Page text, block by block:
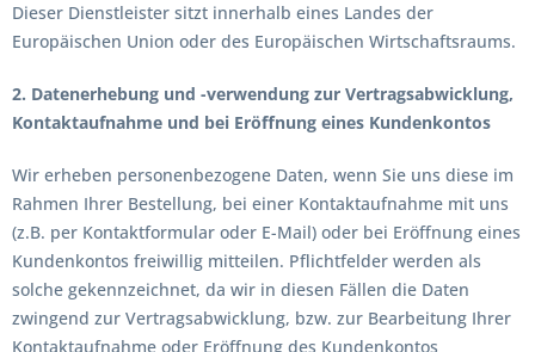
Dieser Dienstleister sitzt innerhalb eines Landes der
Europäischen Union oder des Europäischen Wirtschaftsraums.
2. Datenerhebung und -verwendung zur Vertragsabwicklung,
Kontaktaufnahme und bei Eröffnung eines Kundenkontos
Wir erheben personenbezogene Daten, wenn Sie uns diese im
Rahmen Ihrer Bestellung, bei einer Kontaktaufnahme mit uns
(z.B. per Kontaktformular oder E-Mail) oder bei Eröffnung eines
Kundenkontos freiwillig mitteilen. Pflichtfelder werden als
solche gekennzeichnet, da wir in diesen Fällen die Daten
zwingend zur Vertragsabwicklung, bzw. zur Bearbeitung Ihrer
Kontaktaufnahme oder Eröffnung des Kundenkontos